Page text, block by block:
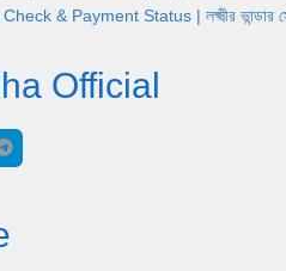
& Payment Status | লক্ষ্মীর ভান্ডার
Official